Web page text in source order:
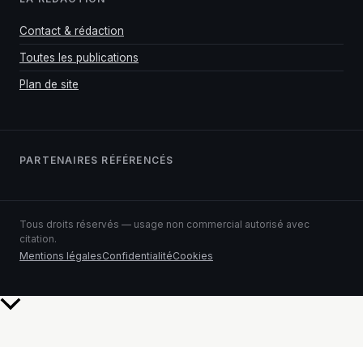
Contact & rédaction
Toutes les publications
Plan de site
PARTENAIRES RÉFÉRENCÉS
Tous droits réservés — usage non commercial autorisé avec
citation.
Mentions légalesConfidentialitéCookies